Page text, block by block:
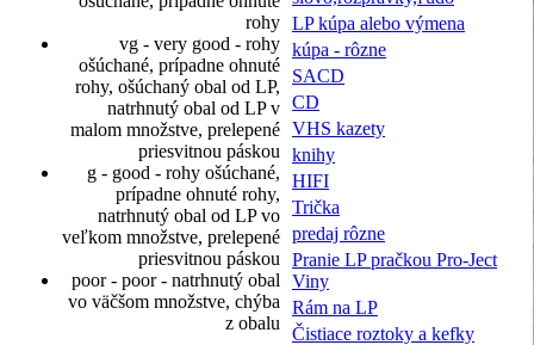
rohy
vg - very good - rohy
ošúchané, prípadne ohnuté
rohy, ošúchaný obal od LP,
natrhnutý obal od LP v
malom množstve, prelepené
priesvitnou páskou
g - good - rohy ošúchané,
prípadne ohnuté rohy,
natrhnutý obal od LP vo
veľkom množstve, prelepené
priesvitnou páskou
poor - poor - natrhnutý obal
vo väčšom množstve, chýba
z obalu
LP kúpa alebo výmena
kúpa - rôzne
SACD
CD
VHS kazety
knihy
HIFI
Trička
predaj rôzne
Pranie LP pračkou Pro-Ject
Viny
Rám na LP
Čistiace roztoky a kefky